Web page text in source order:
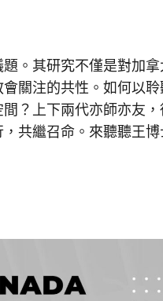
。其研究不僅是對加
關注的共性。如何以
？上下兩代亦師亦友
共繼召命。來聽聽王博